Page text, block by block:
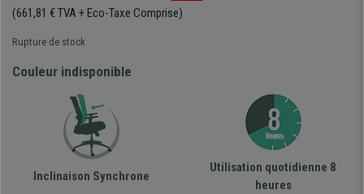
(661,81 € TVA + Eco-Taxe Comprise)
Rupture de stock
Couleur indisponible
Inclinaison Synchrone
Utilisation quotidienne 8
heures